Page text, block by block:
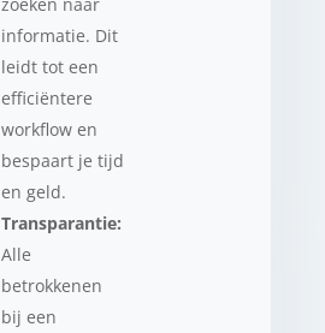
informatie. Dit
leidt tot een
efficiëntere
workflow en
bespaart je tijd
en geld.
Transparantie:
Alle
betrokkenen
bij een